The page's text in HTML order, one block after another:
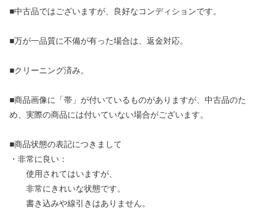
■中古品ではございますが、良好なコンディションです。
■万が一品質に不備が有った場合は、返金対応。
■クリーニング済み。
■商品画像に「帯」が付いているものがありますが、中古品のた
め、実際の商品には付いていない場合がございます。
■商品状態の表記につきまして
・非常に良い：
使用されてはいますが、
非常にきれいな状態です。
書き込みや線引きはありません。